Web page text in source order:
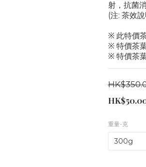
射，抗菌
(注: 茶效
※ 此特價
※ 特價茶
※ 特價茶
重量-克